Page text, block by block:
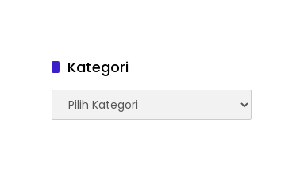
Kategori
Kategori